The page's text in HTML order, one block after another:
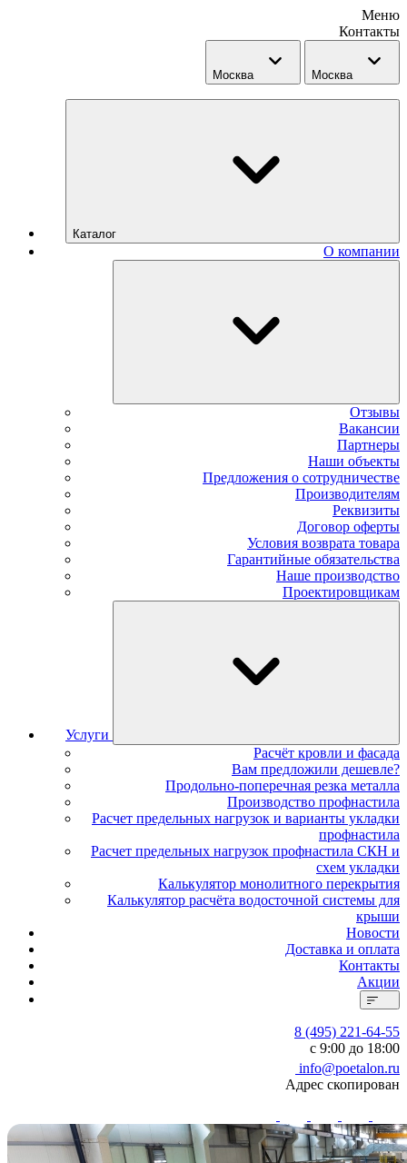
Меню
Контакты
Москва Москва
Каталог
О компании
Отзывы
Вакансии
Партнеры
Наши объекты
Предложения о сотрудничестве
Производителям
Реквизиты
Договор оферты
Условия возврата товара
Гарантийные обязательства
Наше производство
Проектировщикам
Услуги
Расчёт кровли и фасада
Вам предложили дешевле?
Продольно-поперечная резка металла
Производство профнастила
Расчет предельных нагрузок и варианты укладки
профнастила
Расчет предельных нагрузок профнастила СКН и
схем укладки
Калькулятор монолитного перекрытия
Калькулятор расчёта водосточной системы для
крыши
Новости
Доставка и оплата
Контакты
Акции
8 (495) 221-64-55
с 9:00 до 18:00
info@poetalon.ru
Адрес скопирован